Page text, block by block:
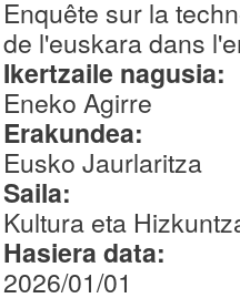
Enquête sur la
de l'euskara dans
Ikertzaile nagusia:
Eneko Agirre
Erakundea:
Eusko Jaurlaritza
Saila:
Kultura eta
Hasiera data:
2026/01/01